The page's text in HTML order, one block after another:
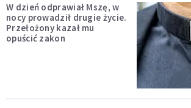
W dzień odprawiał Mszę, w
nocy prowadził drugie życie.
Przełożony kazał mu
opuścić zakon